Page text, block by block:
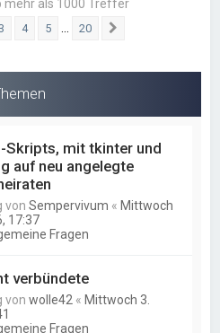
mehr als 1000 Treffer
4 5 … 20
Skripts, mit tkinter und
auf neu angelegte
vonSempervivum « Mittwoch
17:37
Fragen
verbündete
vonwolle42 « Mittwoch 3.
Fragen